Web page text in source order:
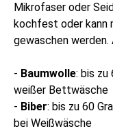
Mikrofaser oder
kochfest oder kann
gewaschen werden.
- Baumwolle: bis zu
weißer Bettwäsche
- Biber: bis zu 60
bei Weißwäsche